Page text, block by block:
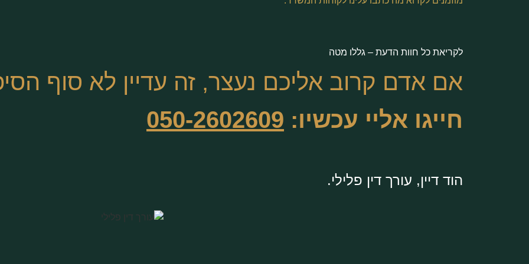
לקריאת כל חוות הדעת – גללו מטה
אם אדם קרוב אליכם נעצר, זה עדיין לא סוף
חייגו אליי עכשיו: 050-2602609
הוד דיין, עורך דין פלילי.